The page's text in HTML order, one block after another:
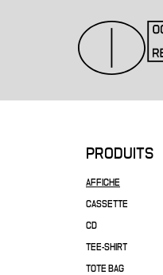
PRODUITS
AFFICHE
CASSETTE
CD
TEE-SHIRT
TOTE BAG